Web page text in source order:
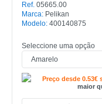
Ref. 05665.00
Marca: Pelikan
Modelo: 400140875
Seleccione uma opção
Preço desde 0.53€
maior